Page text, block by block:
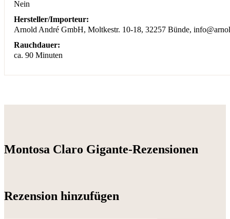
Nein
Hersteller/Importeur:
Arnold André GmbH, Moltkestr. 10-18, 32257 Bünde,
Rauchdauer:
ca. 90 Minuten
Montosa Claro Gigante-Rezensionen
Rezension hinzufügen